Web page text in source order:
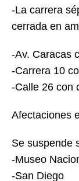
-La carrera
cerrada en
-Av. Caracas
-Carrera 10
-Calle 26 con
Afectaciones
Se suspende
-Museo
-San Diego